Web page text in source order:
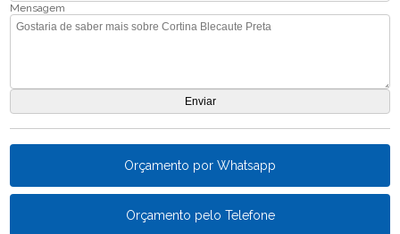
Mensagem
Orçamento por Whatsapp
Orçamento pelo Telefone